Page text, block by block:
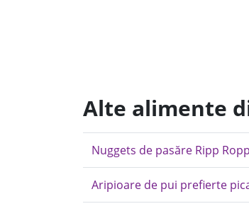
Alte alimente
Nuggets de pasăre Ripp Ropp
Aripioare de pui prefierte